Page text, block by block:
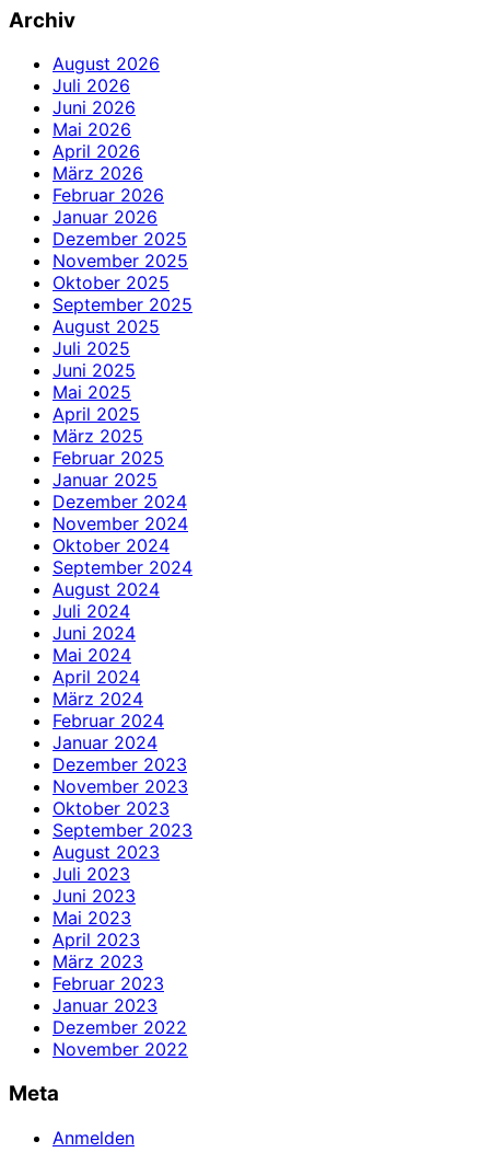
Archiv
August 2026
Juli 2026
Juni 2026
Mai 2026
April 2026
März 2026
Februar 2026
Januar 2026
Dezember 2025
November 2025
Oktober 2025
September 2025
August 2025
Juli 2025
Juni 2025
Mai 2025
April 2025
März 2025
Februar 2025
Januar 2025
Dezember 2024
November 2024
Oktober 2024
September 2024
August 2024
Juli 2024
Juni 2024
Mai 2024
April 2024
März 2024
Februar 2024
Januar 2024
Dezember 2023
November 2023
Oktober 2023
September 2023
August 2023
Juli 2023
Juni 2023
Mai 2023
April 2023
März 2023
Februar 2023
Januar 2023
Dezember 2022
November 2022
Meta
Anmelden